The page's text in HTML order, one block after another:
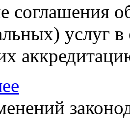
соглашения
услуг в